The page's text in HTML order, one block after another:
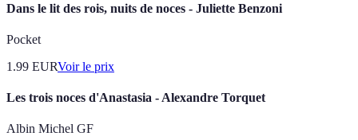
Dans le lit des rois, nuits de noces - Juliette Benzoni
Pocket
1.99 EURVoir le prix
Les trois noces d'Anastasia - Alexandre Torquet
Albin Michel GF